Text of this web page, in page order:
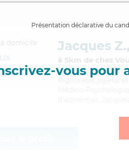
Présentation déclarative du
vous pour
Jacques Z.,
à 5km de chez
Rigoureux
, joyeux
Médico-